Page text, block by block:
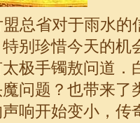
总省对于雨水的
别珍惜今天的机
极手镯敖问道．
问题？也带来了
响开始变小， 传